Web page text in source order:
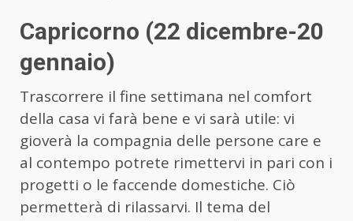
Capricorno (22 dicembre-20
gennaio)
Trascorrere il fine settimana nel comfort
della casa vi farà bene e vi sarà utile: vi
gioverà la compagnia delle persone care e
al contempo potrete rimettervi in pari con i
progetti o le faccende domestiche. Ciò
permetterà di rilassarvi. Il tema del